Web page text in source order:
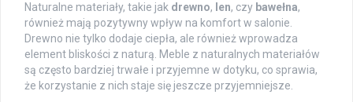
Naturalne materiały, takie jak drewno, len, czy bawełna,
również mają pozytywny wpływ na komfort w salonie.
Drewno nie tylko dodaje ciepła, ale również wprowadza
element bliskości z naturą. Meble z naturalnych materiałów
są często bardziej trwałe i przyjemne w dotyku, co sprawia,
że korzystanie z nich staje się jeszcze przyjemniejsze.